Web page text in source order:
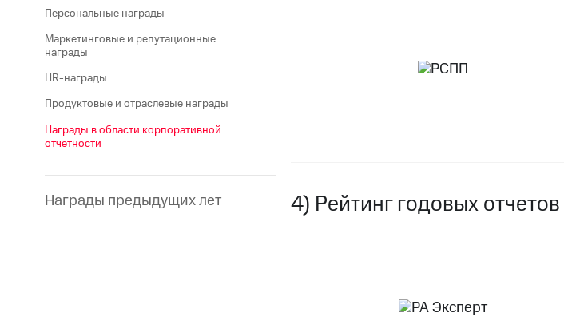
Персональные награды
Маркетинговые и репутационные
награды
HR-награды
Продуктовые и отраслевые награды
Награды в области корпоративной
отчетности
Награды предыдущих лет 4) Рейтинг годовых отчетов